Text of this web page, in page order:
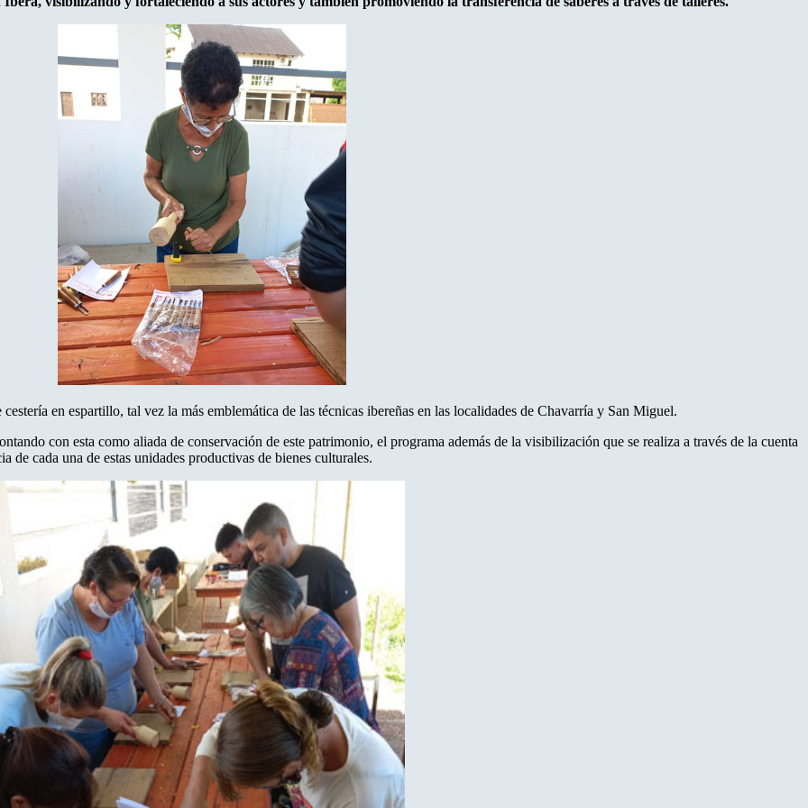
en espartillo, tal vez la más emblemática de las técnicas ibereñas en las localidades de Chavarría y San Miguel.
con esta como aliada de conservación de este patrimonio, el programa además de la visibilización que se realiza a través de la cuenta
de cada una de estas unidades productivas de bienes culturales.